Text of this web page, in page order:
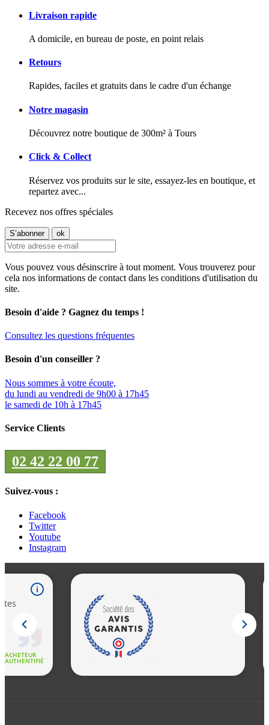
Livraison rapide
A domicile, en bureau de poste, en point relais
Retours
Rapides, faciles et gratuits dans le cadre d'un échange
Notre magasin
Découvrez notre boutique de 300m² à Tours
Click & Collect
Réservez vos produits sur le site, essayez-les en boutique, et
repartez avec...
Recevez nos offres spéciales
Vous pouvez vous désinscrire à tout moment. Vous trouverez pour
cela nos informations de contact dans les conditions d'utilisation du
site.
Besoin d'aide ? Gagnez du temps !
Consultez les questions fréquentes
Besoin d'un conseiller ?
Nous sommes à votre écoute,
du lundi au vendredi de 9h00 à 17h45
le samedi de 10h à 17h45
Service Clients
02 42 22 00 77
Suivez-vous :
Facebook
Twitter
Youtube
Instagram